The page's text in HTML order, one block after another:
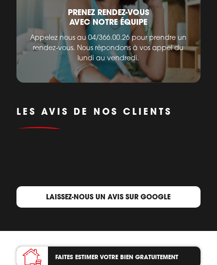
PRENEZ RENDEZ-VOUS
AVEC NOTRE ÉQUIPE
Appelez nous au 04/366.00.26 pour prendre un
rendez-vous. Nous répondons à vos appel du
lundi au vendredi.
LES AVIS DE NOS CLIENTS
LAISSEZ-NOUS UN AVIS SUR GOOGLE
FAITES ESTIMER VOTRE BIEN GRATUITEMENT